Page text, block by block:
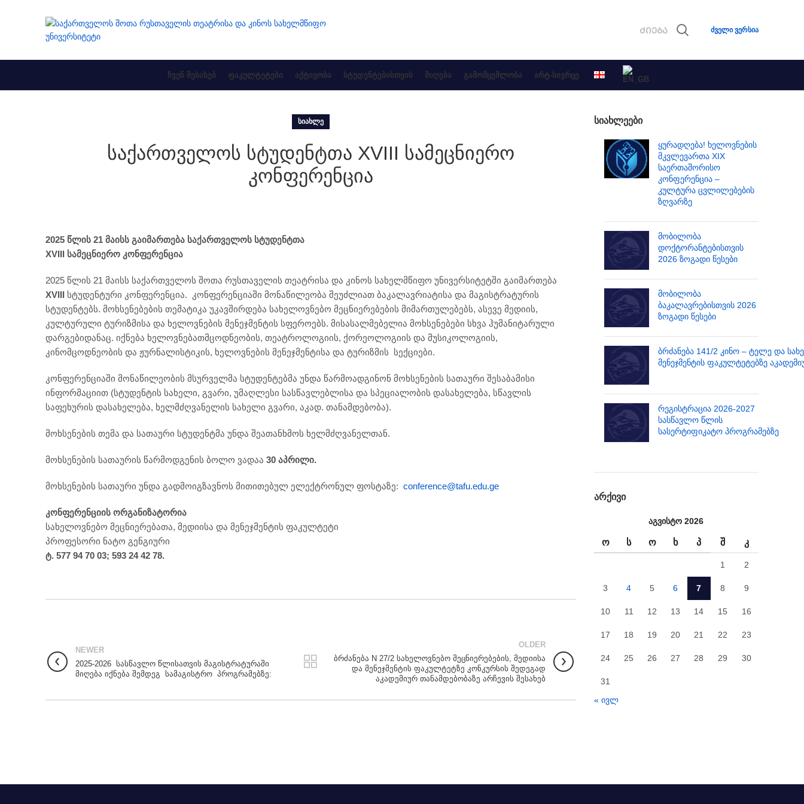
ძველი ვერსია
ᲩᲕᲔᲜ ᲨᲔᲡᲐᲮᲔᲑ ᲤᲐᲙᲣᲚᲢᲔᲢᲔᲑᲘ ᲐᲥᲢᲘᲕᲝᲑᲐ ᲡᲢᲣᲓᲔᲜᲢᲔᲑᲘᲡᲗᲕᲘᲡ ᲛᲘᲦᲔᲑᲐ ᲒᲐᲛᲝᲛᲪᲔᲛᲚᲝᲑᲐ ᲐᲠᲢ-ᲡᲘᲕᲠᲪᲔ
ᲡᲘᲐᲮᲚᲔ
საქართველოს სტუდენტთა XVIII სამეცნიერო
კონფერენცია
2025 წლის 21 მაისს გაიმართება საქართველოს სტუდენტთა
XVIII სამეცნიერო კონფერენცია
2025 წლის 21 მაისს საქართველოს შოთა რუსთაველის თეატრისა და კინოს სახელმწიფო უნივერსიტეტში გაიმართება
XVIII სტუდენტური კონფერენცია. კონფერენციაში მონაწილეობა შეუძლიათ ბაკალავრიატისა და მაგისტრატურის
სტუდენტებს. მოხსენებების თემატიკა უკავშირდება სახელოვნებო მეცნიერებების მიმართულებებს, ასევე მედიის,
კულტურული ტურიზმისა და ხელოვნების მენეჯმენტის სფეროებს. მისასალმებელია მოხსენებები სხვა ჰუმანიტარული
დარგებიდანაც. იქნება ხელოვნებათმცოდნეობის, თეატროლოგიის, ქორეოლოგიის და მუსიკოლოგიის,
კინომცოდნეობის და ჟურნალისტიკის, ხელოვნების მენეჯმენტისა და ტურიზმის სექციები.
კონფერენციაში მონაწილეობის მსურველმა სტუდენტებმა უნდა წარმოადგინონ მოხსენების სათაური შესაბამისი
ინფორმაციით (სტუდენტის სახელი, გვარი, უმაღლესი სასწავლებლისა და სპეციალობის დასახელება, სწავლის
საფეხურის დასახელება, ხელმძღვანელის სახელი გვარი, აკად. თანამდებობა).
მოხსენების თემა და სათაური სტუდენტმა უნდა შეათანხმოს ხელმძღვანელთან.
მოხსენების სათაურის წარმოდგენის ბოლო ვადაა 30 აპრილი.
მოხსენების სათაური უნდა გადმოიგზავნოს მითითებულ ელექტრონულ ფოსტაზე: conference@tafu.edu.ge
კონფერენციის ორგანიზატორია
სახელოვნებო მეცნიერებათა, მედიისა და მენეჯმენტის ფაკულტეტი
პროფესორი ნატო გენგიური
ტ. 577 94 70 03; 593 24 42 78.
NEWER
2025-2026 სასწავლო წლისათვის მაგისტრატურაში
მიღება იქნება შემდეგ სამაგისტრო პროგრამებზე:
OLDER
ბრძანება N 27/2 სახელოვნებო მეცნიერებების, მედიისა
და მენეჯმენტის ფაკულტეტზე კონკურსის შედეგად
აკადემიურ თანამდებობაზე არჩევის შესახებ
ᲡᲘᲐᲮᲚᲔᲔᲑᲘ
ყურადღება! ხელოვნების
მკვლევართა XIX
საერთაშორისო
კონფერენცია –
კულტურა ცვლილებების
ზღვარზე
მობილობა
დოქტორანტებისთვის
2026 ზოგადი წესები
მობილობა
ბაკალავრებისთვის 2026
ზოგადი წესები
ბრძანება 141/2 კინო – ტელე და
მენეჯმენტის ფაკულტეტებზე
რეგისტრაცია 2026-2027
სასწავლო წლის
სასერტიფიკატო პროგრამებზე
ᲐᲠᲥᲘᲕᲘ
აგვისტო 2026
Ო Ს Ო Ხ Პ Შ Კ
1 2
3 4 5 6 7 8 9
10 11 12 13 14 15 16
17 18 19 20 21 22 23
24 25 26 27 28 29 30
31
« ივლ